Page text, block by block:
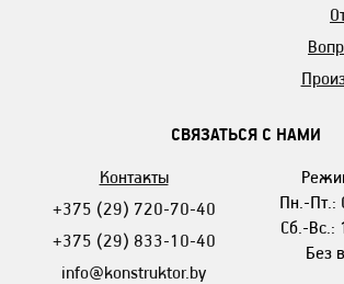
СВЯЗАТЬСЯ С НАМИ
Контакты
+375 (29) 720-70-40
+375 (29) 833-10-40
info@konstruktor.by
Пн.-Пт.:
Сб.-Вс.:
Без